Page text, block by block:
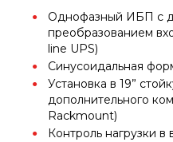
Однофазный ИБП с
преобразованием
line UPS)
Синусоидальная
Установка в 19”
дополнительного
Rackmount)
Контроль нагрузки в